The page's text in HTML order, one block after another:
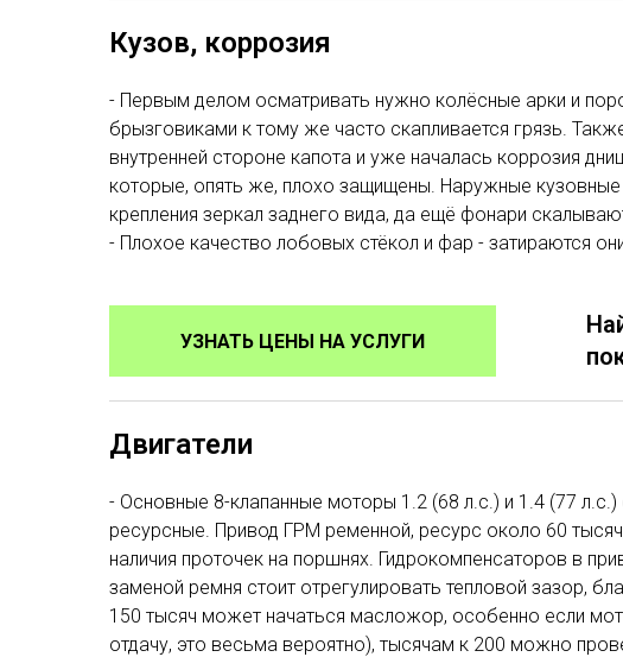
Кузов, коррозия
- Первым делом осматривать нужно колёсные арки и
брызговиками к тому же часто скапливается грязь.
внутренней стороне капота и уже началась коррозия
которые, опять же, плохо защищены. Наружные
крепления зеркал заднего вида, да ещё фонари
- Плохое качество лобовых стёкол и фар - затираются
УЗНАТЬ ЦЕНЫ НА УСЛУГИ
Двигатели
- Основные 8-клапанные моторы 1.2 (68 л.с.) и 1.4 (77
ресурсные. Привод ГРМ ременной, ресурс около 60
наличия проточек на поршнях. Гидрокомпенсаторов в
заменой ремня стоит отрегулировать тепловой зазор,
150 тысяч может начаться масложор, особенно если
отдачу, это весьма вероятно), тысячам к 200 можно